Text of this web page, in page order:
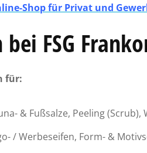
Shop für Privat und
FSG
für:
& Fußsalze, Peeling
/ Werbeseifen, Form- &